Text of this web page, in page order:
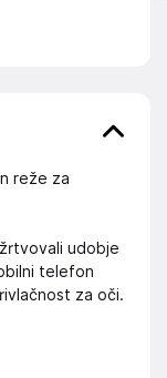
reže za
udobje
telefon
za oči.